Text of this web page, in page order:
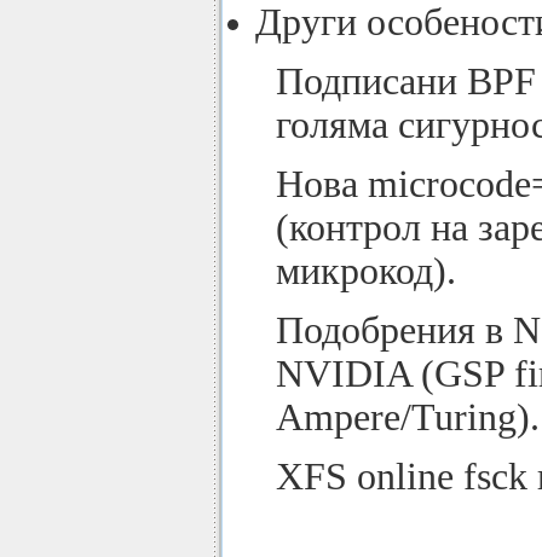
Други
Подписани
голяма
Нова
(контрол на
микрокод).
Подобрения в
NVIDIA (GSP
Ampere/Turing).
XFS online fsck